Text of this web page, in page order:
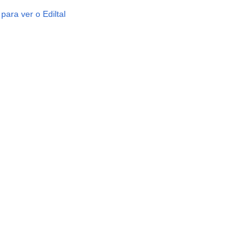
ver o Ediltal